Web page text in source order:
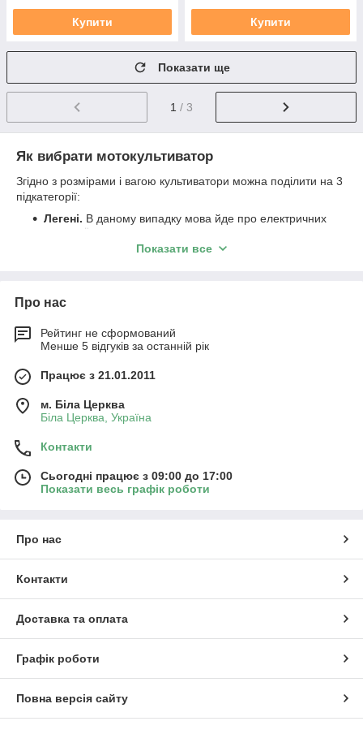
Купити Купити
Показати ще
1 / 3
Як вибрати мотокультиватор
Згідно з розмірами і вагою культиватори можна поділити на 3
підкатегорії:
Легені. В даному випадку мова йде про електричних
допомогою можна обробляти невеликі ділянки – до 5
Середні.
до 40 кілограмів. Ідеально підійдуть для земельних
ділянок до 20 соток, а також впораються з глинистим
Важкі.
так і на дизелі. Вони підійдуть для будь-якого типу
грунту і відносяться до професійних. Культиватори
більше 40 кг
Показати все
Про нас
Рейтинг не сформований
Менше 5 відгуків за останній рік
Працює з 21.01.2011
м. Біла Церква
Біла Церква, Україна
Контакти
Сьогодні працює з 09:00 до 17:00
Показати весь графік роботи
Про нас
Контакти
Доставка та оплата
Графік роботи
Повна версія сайту